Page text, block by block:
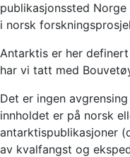
publikasjonssted
i norsk
Antarktis er her
har vi tatt med
Det er ingen
innholdet er på norsk
antarktispublikasjoner
av kvalfangst og